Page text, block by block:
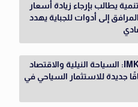
يطالب بإرجاء زيادة أسعار
إلى أدوات للجباية يهدد
رئيس إمكان IMKAN: السياحة النيلية والاقتصاد
جديدة للاستثمار السياحي في